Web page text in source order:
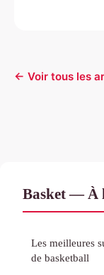
← Voir tous les
Basket — À
Les meilleures
de basketball